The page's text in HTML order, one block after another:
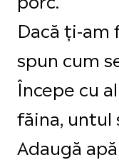
Dacă ți-
spun cum
Începe cu
făina, untul
Adaugă